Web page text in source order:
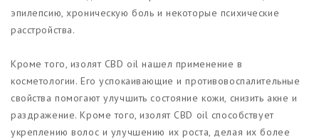
эпилепсию, хроническую боль и некоторые психические
расстройства.
Кроме того, изолят CBD oil нашел применение в
косметологии. Его успокаивающие и противовоспалительные
свойства помогают улучшить состояние кожи, снизить акне и
раздражение. Кроме того, изолят CBD oil способствует
укреплению волос и улучшению их роста, делая их более